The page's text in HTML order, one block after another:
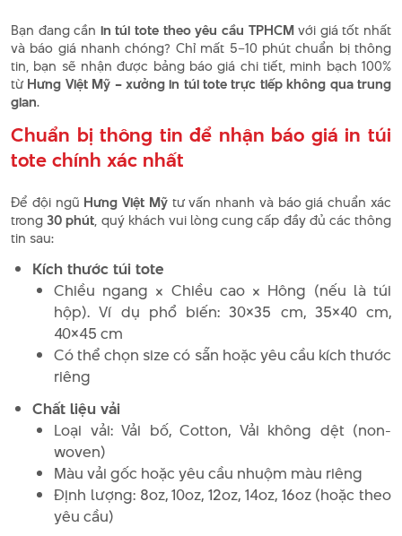
Bạn đang cần in túi tote theo yêu cầu TPHCMvới giá tốt nhất
và báo giá nhanh chóng? Chỉ mất 5–10 phút chuẩn bị thông
tin, bạn sẽ nhận được bảng báo giá chi tiết, minh bạch 100%
từ Hưng Việt Mỹ – xưởng in túi tote trực tiếp không qua trung
gian.
Chuẩn bị thông tin để nhận báo giá in túi
tote chính xác nhất
Để đội ngũ Hưng Việt Mỹtư vấn nhanh và báo giá chuẩn xác
trong30 phút, quý khách vui lòng cung cấp đầy đủ các thông
tin sau:
Kích thước túi tote
Chiều ngang × Chiều cao × Hông (nếu là túi
hộp). Ví dụ phổ biến: 30×35 cm, 35×40 cm,
40×45 cm
Có thể chọn size có sẵn hoặc yêu cầu kích thước
riêng
Chất liệu vải
Loại vải: Vải bố, Cotton, Vải không dệt (non-
woven)
Màu vải gốc hoặc yêu cầu nhuộm màu riêng
Định lượng: 8oz, 10oz, 12oz, 14oz, 16oz (hoặc theo
yêu cầu)